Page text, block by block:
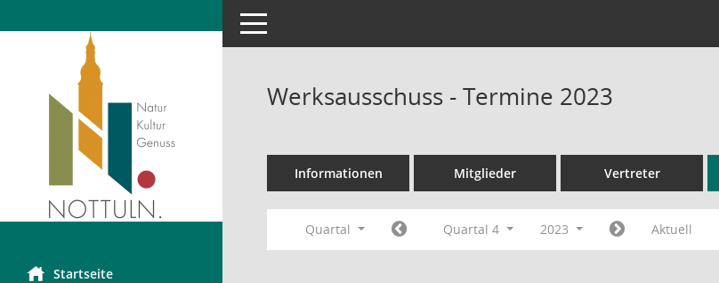
Startseite
Toggle navigation
Werksausschuss - Termine 2023
Informationen Mitglieder Vertreter
Quartal Quartal 4 2023 Aktuell